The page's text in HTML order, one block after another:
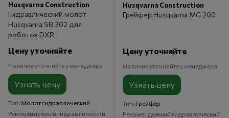
Husqvarna Construction
Гидравлический молот
Husqvarna SB 302 для
роботов DXR
Цену уточняйте
Наличие уточняйте у менеджера
Узнать цену
Тип Молот гидравлический
Рекомендуемый гидравлический
Husqvarna Construction
Грейфер Husqvarna MG 200
Цену уточняйте
Наличие уточняйте у менеджера
Узнать цену
Тип Грейфер
Рекомендуемый гидравлический